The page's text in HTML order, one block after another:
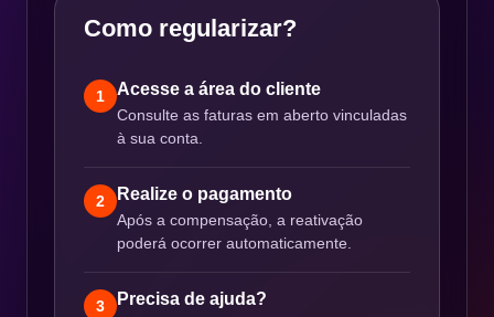
Como regularizar?
1 Acesse a área do cliente
Consulte as faturas em aberto vinculadas
à sua conta.
2 Realize o pagamento
Após a compensação, a reativação
poderá ocorrer automaticamente.
3 Precisa de ajuda?